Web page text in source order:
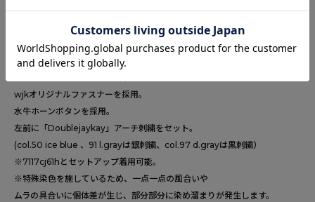
製品後に特殊染色「コールドダイ」を施している。
低温で染め上げることで芯まで染まらず、
またシームラインまで染料が浸透しないため、
通常の製品染めに比べ、全体的にムラの強い
wjkオリジナルファスナーを採用。
水牛ホーンボタンを採用。
左前に「Doublejaykay」アーチ刺繍をセット。
(col.50 ice blue 、91 l.grayは銀刺繍、col.97 d.grayは黒刺繍）
※7117cj61hとセットアップ着用可能。
※特殊染色を施しているため、一点一点の風合いや
ムラの具合いに個体差が生じ、部分部分に染め溜まりが発生します。